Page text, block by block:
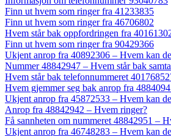
Finn ut hvem som ringer fra 41233835
Finn ut hvem som ringer fra 46706802
Hvem står bak oppfordringen fra
Finn ut hvem som ringer fra 90429366
Ukjent anrop fra 40892306 – Hvem kan
Nummer 48842947 – Hvem står bak
Hvem står bak telefonnummeret
Hvem gjemmer seg bak anrop fra
Ukjent anrop fra 45872533 – Hvem kan
Anrop fra 48842942 – Hvem ringer?
Få sannheten om nummeret 48842951 –
Ukjent anrop fra 46748283 – Hvem kan